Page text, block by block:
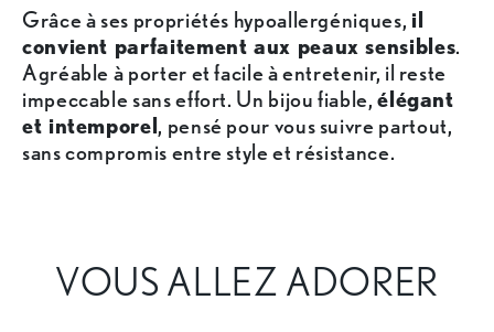
Grâce à ses propriétés hypoallergéniques, il
convient parfaitement aux peaux sensibles.
Agréable à porter et facile à entretenir, il reste
impeccable sans effort. Un bijou fiable,élégant
et intemporel, pensé pour vous suivre partout,
sans compromis entre style et résistance.
VOUS ALLEZ ADORER